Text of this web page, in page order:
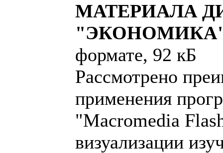
МАТЕРИАЛА
формате, 92 кБ
Рассмотрено
применения
"Macromedia
визуализации